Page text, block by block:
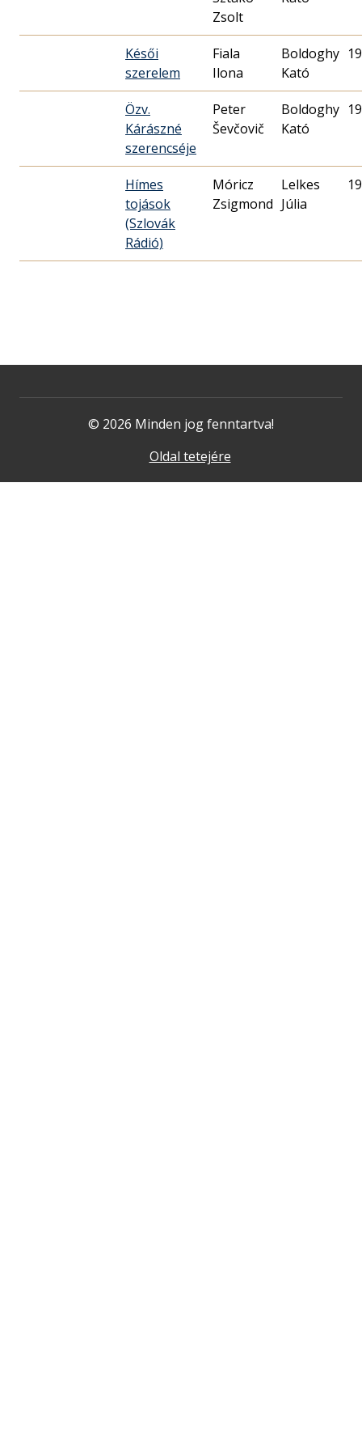
Zsolt
Késői
szerelem
Fiala
Ilona
Boldoghy
Kató
Özv.
Kárászné
szerencséje
Peter
Ševčovič
Boldoghy
Kató
Hímes
tojások
(Szlovák
Rádió)
Móricz
Zsigmond
Lelkes
Júlia
© 2026 Minden jog fenntartva!
Oldal tetejére